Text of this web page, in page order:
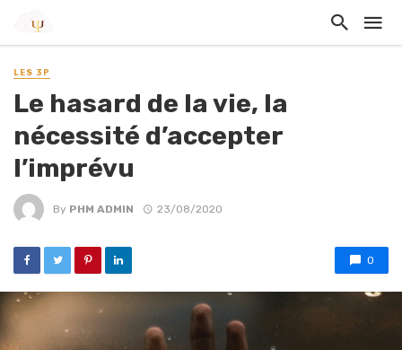
LES 3P
Le hasard de la vie, la
nécessité d’accepter
l’imprévu
By PHM ADMIN 23/08/2020
0